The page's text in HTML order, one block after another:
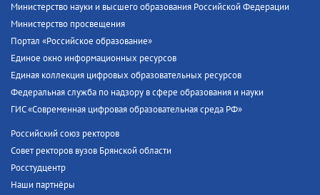
Министерство науки и высшего образования Российской Федерации
Министерство просвещения
Портал «Российское образование»
Единое окно информационных ресурсов
Единая коллекция цифровых образовательных ресурсов
Федеральная служба по надзору в сфере образования и науки
ГИС «Современная цифровая образовательная среда РФ»
Российский союз ректоров
Совет ректоров вузов Брянской области
Росстудцентр
Наши партнёры